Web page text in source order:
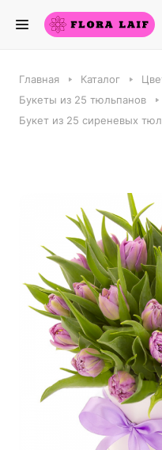
Главная Каталог
Букеты из 25 тюльпанов
Букет из 25 сиреневых